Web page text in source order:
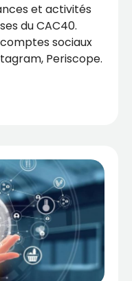
et activités
du CAC40.
sociaux
Periscope.